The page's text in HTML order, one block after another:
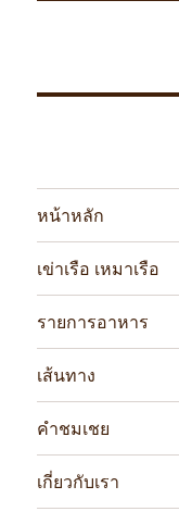
หน้าหลัก
เข่าเรือ เหมาเรือ
รายการอาหาร
เส้นทาง
คำชมเชย
เกี่ยวกับเรา